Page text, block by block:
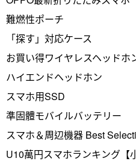
難燃性ポーチ
「探す」対応ケース
お買い得ワイヤレスヘッドホ
ハイエンドヘッドホン
スマホ用SSD
準固體モバイルバッテリー
スマホ＆周辺機器 Best
U10萬円スマホランキング【